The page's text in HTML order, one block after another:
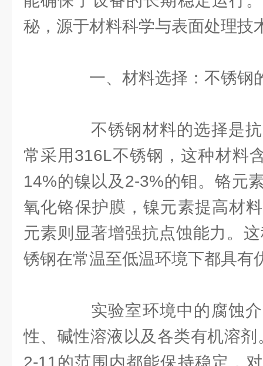
秘，源于材料科学与表面处理技
一、材料选择：不锈钢
不锈钢材料的选择是抗
常采用316L不锈钢，这种材料
14%的镍以及2-3%的钼。铬元
氧化铬保护膜，镍元素提高材
元素则显著增强抗点蚀能力。
锈钢在常温至低温环境下都具有
实验室环境中的腐蚀介
性、碱性溶液以及各类有机溶
2-11的范围内都能保持稳定，